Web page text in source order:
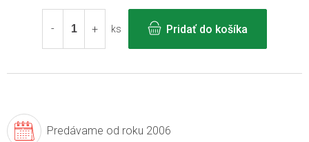
cena:
ks
Pridať do košíka
Predávame od roku 2006